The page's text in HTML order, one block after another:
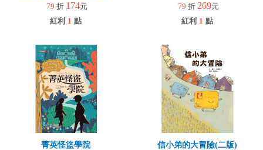
79 折 174元
紅利 1 點
79 折 269元
紅利 1 點
菁英怪盜學院
信小弟的大冒險(二版)